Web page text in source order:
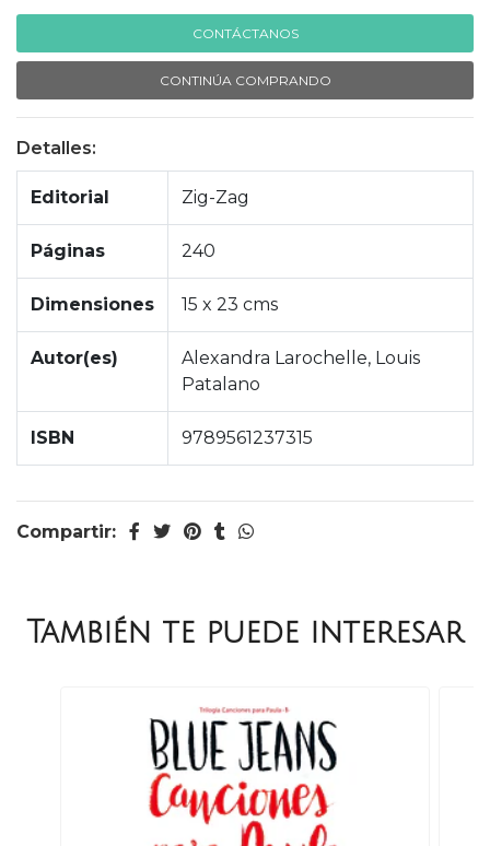
CONTÁCTANOS
CONTINÚA COMPRANDO
Detalles:
Editorial Zig-Zag
Páginas 240
Dimensiones 15 x 23 cms
Autor(es)
Alexandra Larochelle, Louis
Patalano
ISBN 9789561237315
Compartir:
También te puede interesar